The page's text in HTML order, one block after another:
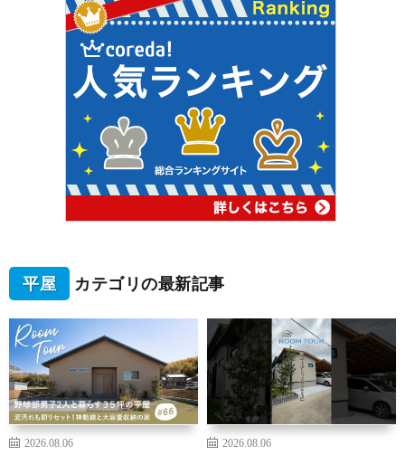
平屋 カテゴリの最新記事
2026.08.06 2026.08.06